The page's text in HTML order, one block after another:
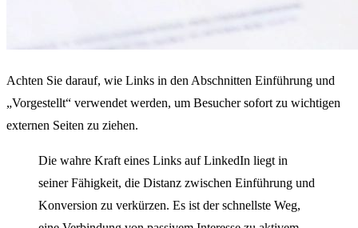
Achten Sie darauf, wie Links in den Abschnitten Einführung und
„Vorgestellt“ verwendet werden, um Besucher sofort zu wichtigen
externen Seiten zu ziehen.
Die wahre Kraft eines Links auf LinkedIn liegt in
seiner Fähigkeit, die Distanz zwischen Einführung und
Konversion zu verkürzen. Es ist der schnellste Weg,